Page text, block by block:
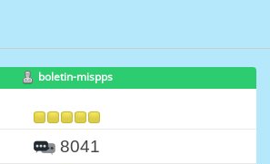
boletin-mispps
8041